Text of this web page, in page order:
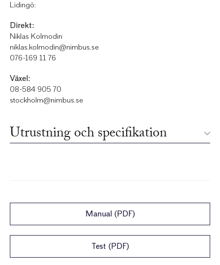
Lidingö:
Direkt:
Niklas Kolmodin
niklas.kolmodin@nimbus.se
076-169 11 76
Växel:
08-584 905 70
stockholm@nimbus.se
Utrustning och specifikation
Manual (PDF)
Test (PDF)